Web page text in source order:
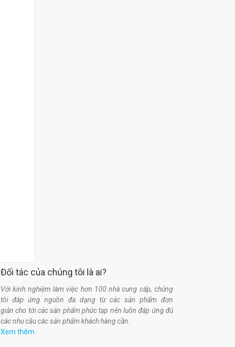
Đối tác của chúng tôi là ai?
Với kinh nghiệm làm việc hơn 100 nhà cung cấp, chúng
tôi đáp ứng nguồn đa dạng từ các sản phẩm đơn
giản cho tới các sản phẩm phức tạp nên luôn đáp ứng đủ
các nhu cầu các sản phẩm khách hàng cần.
Xem thêm